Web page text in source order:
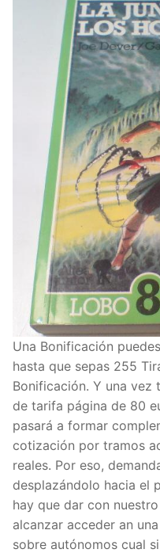
Una Bonificación
hasta que sepas 255
Bonificación. Y una vez
de tarifa página de 80
pasará a formar
cotización por tramos
reales. Por eso,
desplazándolo hacia el
hay que dar con
alcanzar acceder an
sobre autónomos cual